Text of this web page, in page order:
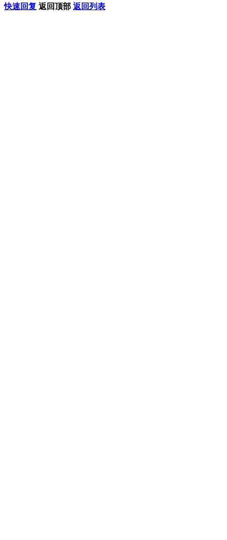
快速回复 返回顶部 返回列表